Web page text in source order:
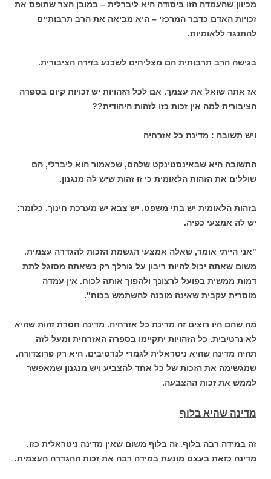
מכיוון שהעמדה הזו ביסודה היא ליברלית – במובן הצר שתופס את
זכויות האדם כדבר המרכזי – היא מביאה את הרב תרבותיים
להתנגד ללאומיות.
בגישה הרב תרבותית הם מצליחים לשכנע בזירה הציבורית.
אז אתה שואל את עצמך. אם לכל הזהויות יש זכויות קיום בספרה
הציבורית למה אין זכות כזו לזהות היהודית??
ויש תשובה : מדינת כל אזרחיה
התשובה היא שבאינסטינקט שלהם, שכאמור הוא ליברלי, הם
שוללים את הזהות הלאומית כי זו זהות שיש לה מנגנון.
בזהות הלאומית יש בתי משפט, יש צבא יש מערכת חינוך. כלומר:
יש לה אמצעי כפיה.
"אני הייתי אומר, שאלה אמצעי הגשמת הזכות להגדרה עצמית.
משום שאתה יכול להיות ריבון על גורלך רק כשאתה מסוגל לתת
דמות ממשית בפועל לרצונך ולהפוך אותה לכוח. אין עמדה
מוסרית עקבית שאינה מוכנה להשתמש בכוח".
מה שהם היו רוצים זה מדינת כל אזרחיה. מדינה חסרת זהות שהיא
לא נרטיבית. כל הזהויות יתקיימו בספרה האזרחית ומעל לזה
תהיה מדינה שהיא ניטראלית לגמרי לנרטיבים. היא רק פרוצדורה.
שמגשימה את הזכות של כל אחד להצביע ויש מנגנון שמאפשר
לממש את זכות ההצבעה.
מדינה שהיא בלוף
זה במידה רבה בלוף. זה בלוף משום שאין מדינה ניטראלית כזו.
מדינה כזאת בעצם מונעת במידה רבה את זכות ההגדרה העצמית.